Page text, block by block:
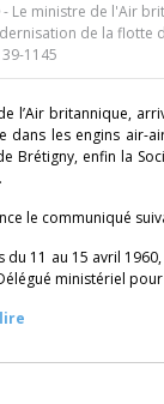
- Le ministre de l'Air
de la flotte
1145
l’Air britannique,
dans les engins air-
Brétigny, enfin la
le communiqué
du 11 au 15 avril
ministériel pour